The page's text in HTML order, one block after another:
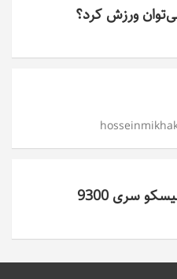
ورزش کرد؟
سری 9300